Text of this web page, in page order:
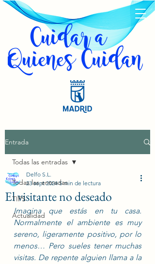
Entrada
Todas las entradas
TIPS
Actualidad
Todas las entradas
El visitante no deseado
Delfo S.L.
23 sept 2024 5 min de lectura
Imagina que estás en tu casa.
Normalmente el ambiente es muy
sereno, ligeramente positivo, por lo
menos… Pero sueles tener muchas
visitas. De repente alguien llama a la